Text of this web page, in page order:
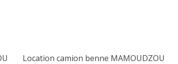
Location camion benne MAMOUDZOU